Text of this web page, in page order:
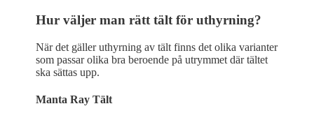
Hur väljer man rätt tält för uthyrning?
När det gäller uthyrning av tält finns det olika varianter
som passar olika bra beroende på utrymmet där tältet
ska sättas upp.
Manta Ray Tält